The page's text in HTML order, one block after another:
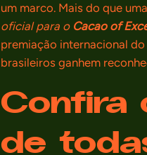
um marco. Mais do que
oficial para o Cacao of
premiação internacional
brasileiros ganhem
Confira
de